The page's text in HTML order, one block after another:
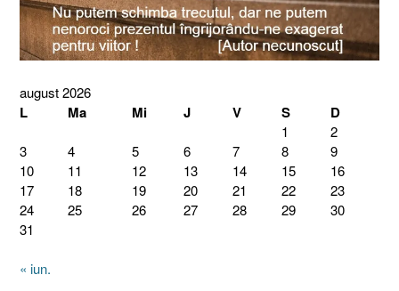
august 2026
L Ma Mi J V S D
1
2
3
4 5 6 7 8
9
10
11 12 13 14 15
16
17
18 19 20 21 22
23
24
25 26 27 28 29
30
31
« iun.